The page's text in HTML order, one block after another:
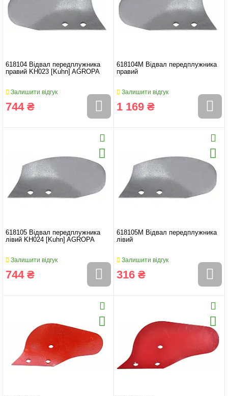
618104 Відвал передплужника
правий KH023 [Kuhn] AGROPA
Залишити відгук
744 ₴
618104M Відвал передплужника
правий
Залишити відгук
1 169 ₴
618105 Відвал передплужника
лівий KH024 [Kuhn] AGROPA
Залишити відгук
744 ₴
618105M Відвал передплужника
лівий
Залишити відгук
316 ₴